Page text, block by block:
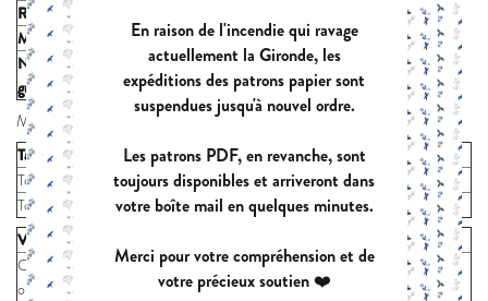
Rouge
Marine
- - - M
Noir &
gris
- - L -
Mesures:
Tailles (mensurations) S M
L
Tour de tête (cm)
54-56 57-59
60-62
Tout de poignet (cm)
16 17
18
Vêtement fini
L
CAPUCHE: hauteur
ouverture visage (cm)
28,5 30
31,5
En raison de l'incendie qui ravage
actuellement la Gironde, les
expéditions des patrons papier sont
suspendues jusqu'à nouvel ordre.
Les patrons PDF, en revanche, sont
toujours disponibles et arriveront dans
votre boîte mail en quelques minutes.
Merci pour votre compréhension et de
votre précieux soutien ❤️